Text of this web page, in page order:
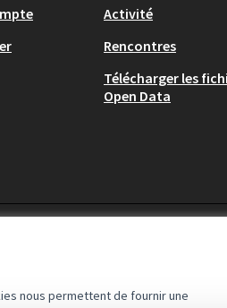
nous permettent de fournir une
Activité
Rencontres
Télécharger les
Open Data